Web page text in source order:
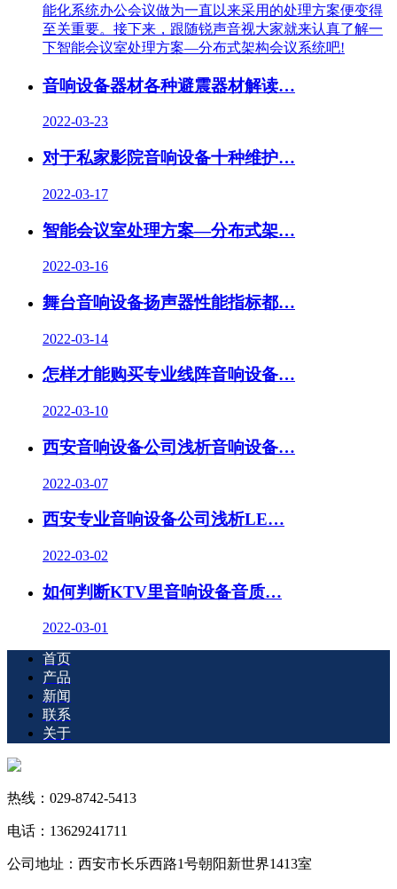
能化系统办公会议做为一直以来采用的处理方案便变得
至关重要。接下来，跟随锐声音视大家就来认真了解一
下智能会议室处理方案—分布式架构会议系统吧!
音响设备器材各种避震器材解读…
2022-03-23
对于私家影院音响设备十种维护…
2022-03-17
智能会议室处理方案—分布式架…
2022-03-16
舞台音响设备扬声器性能指标都…
2022-03-14
怎样才能购买专业线阵音响设备…
2022-03-10
西安音响设备公司浅析音响设备…
2022-03-07
西安专业音响设备公司浅析LE…
2022-03-02
如何判断KTV里音响设备音质…
2022-03-01
首页
产品
新闻
联系
关于
热线：029-8742-5413
电话：13629241711
公司地址：西安市长乐西路1号朝阳新世界1413室